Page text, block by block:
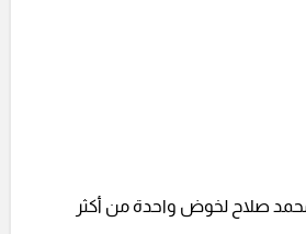
صلاح لخوض واحدة من أكثر